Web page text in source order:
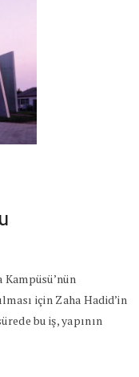
için Zaha Hadid’in
bu iş, yapının